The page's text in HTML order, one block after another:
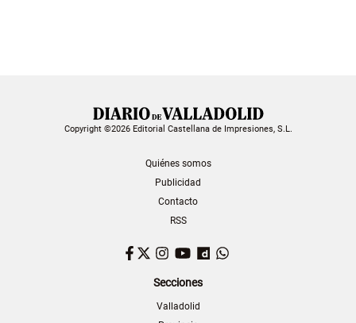
Copyright ©2026 Editorial Castellana de Impresiones, S.L.
Quiénes somos
Publicidad
Contacto
RSS
Facebook
TwitterInstagram
YouTubeDailymotion
Secciones
Valladolid